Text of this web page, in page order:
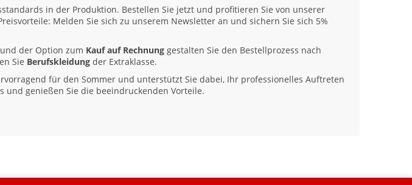
in der Produktion. Bestellen Sie jetzt und profitieren Sie von unserer
Melden Sie sich zu unserem Newsletter an und sichern Sie sich 5%
der Option zum Kauf auf Rechnung gestalten Sie den Bestellprozess nach
Sie Berufskleidung der Extraklasse.
für den Sommer und unterstützt Sie dabei, Ihr professionelles Auftreten
und genießen Sie die beeindruckenden Vorteile.